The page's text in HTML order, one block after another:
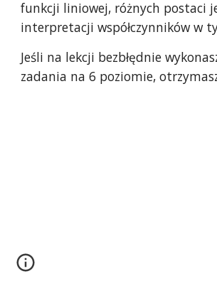
funkcji liniowej, różnych postaci
interpretacji współczynników w
Jeśli na lekcji bezbłędnie
zadania na 6 poziomie,